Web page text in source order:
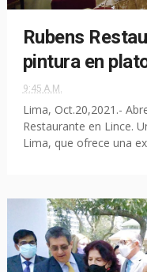
Rubens
pintura en
9:45 A.M.
Lima, Oct.20,2021.-
Restaurante en Lince.
Lima, que ofrece una